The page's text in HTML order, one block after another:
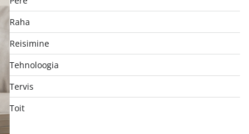
Raha
Reisimine
Tehnoloogia
Tervis
Toit